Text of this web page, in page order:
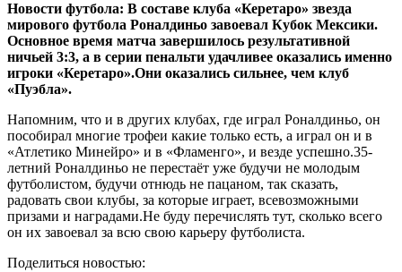
Новости футбола: В составе клуба «Керетаро» звезда
мирового футбола Роналдиньо завоевал Кубок Мексики.
Основное время матча завершилось результативной
ничьей 3:3, а в серии пенальти удачливее оказались именно
игроки «Керетаро».Они оказались сильнее, чем клуб
«Пуэбла».
Напомним, что и в других клубах, где играл Роналдиньо, он
пособирал многие трофеи какие только есть, а играл он и в
«Атлетико Минейро» и в «Фламенго», и везде успешно.35-
летний Роналдиньо не перестаёт уже будучи не молодым
футболистом, будучи отнюдь не пацаном, так сказать,
радовать свои клубы, за которые играет, всевозможными
призами и наградами.Не буду перечислять тут, сколько всего
он их завоевал за всю свою карьеру футболиста.
Поделиться новостью: